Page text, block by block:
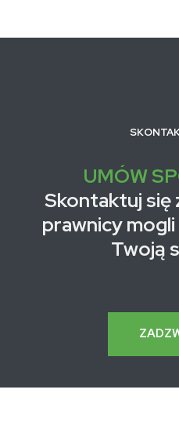
UMÓW
Skontaktuj się
prawnicy
Twoją